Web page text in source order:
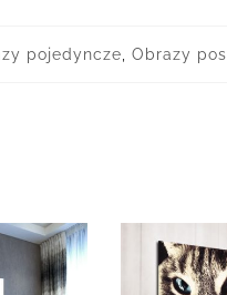
pojedyncze Obrazy